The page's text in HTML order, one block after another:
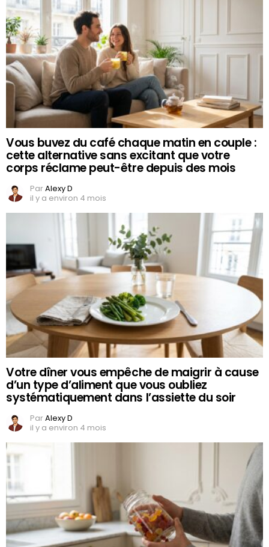
Vous buvez du café chaque matin en couple :
cette alternative sans excitant que votre
corps réclame peut-être depuis des mois
ParAlexy D
il y a environ 4 mois
Votre dîner vous empêche de maigrir à cause
d’un type d’aliment que vous oubliez
systématiquement dans l’assiette du soir
ParAlexy D
il y a environ 4 mois